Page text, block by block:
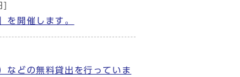
を開催します。
などの無料貸出を行っていま